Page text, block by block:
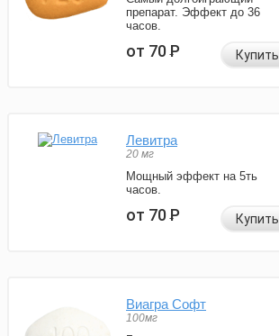
препарат. Эффект до 36
часов.
от 70Р Купить
Левитра
20 мг
Мощный эффект на 5ть
часов.
от 70Р Купить
Виагра Софт
100мг